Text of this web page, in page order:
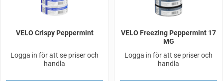
VELO Crispy Peppermint
Logga in för att se priser och
handla
VELO Freezing Peppermint 17
MG
Logga in för att se priser och
handla